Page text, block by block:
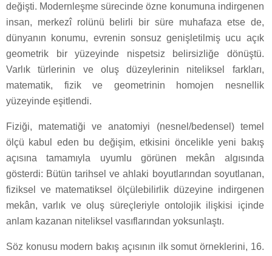
değişti. Modernleşme sürecinde özne konumuna indirgenen
insan, merkezî rolünü belirli bir süre muhafaza etse de,
dünyanın konumu, evrenin sonsuz genişletilmiş ucu açık
geometrik bir yüzeyinde nispetsiz belirsizliğe dönüştü.
Varlık türlerinin ve oluş düzeylerinin niteliksel farkları,
matematik, fizik ve geometrinin homojen nesnellik
yüzeyinde eşitlendi.
Fiziği, matematiği ve anatomiyi (nesnel/bedensel) temel
ölçü kabul eden bu değişim, etkisini öncelikle yeni bakış
açısına tamamıyla uyumlu görünen mekân algısında
gösterdi: Bütün tarihsel ve ahlaki boyutlarından soyutlanan,
fiziksel ve matematiksel ölçülebilirlik düzeyine indirgenen
mekân, varlık ve oluş süreçleriyle ontolojik ilişkisi içinde
anlam kazanan niteliksel vasıflarından yoksunlaştı.
Söz konusu modern bakış açısının ilk somut örneklerini, 16.